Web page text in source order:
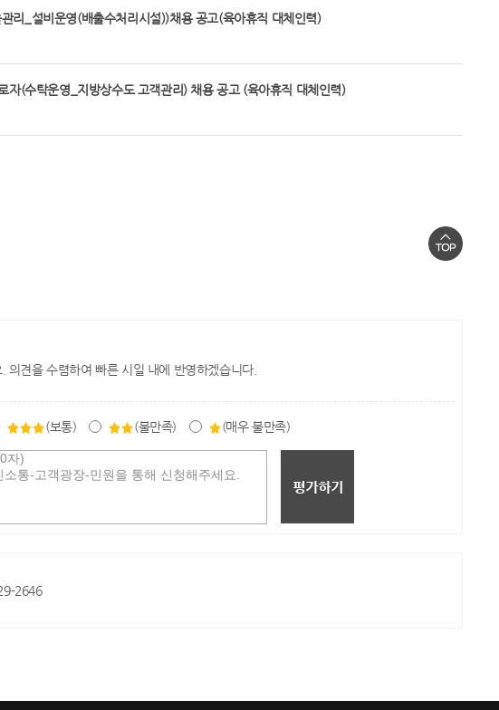
리_설비운영(배출수처리시설))채용 공고(육아휴직 대체인력)
자(수탁운영_지방상수도 고객관리) 채용 공고 (육아휴직 대체인력)
견을 수렴하여 빠른 시일 내에 반영하겠습니다.
(보통) (불만족) (매우 불만족)
2646